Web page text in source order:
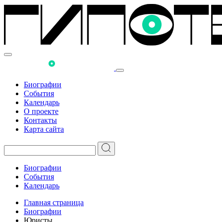
Биографии
События
Календарь
О проекте
Контакты
Карта сайта
Биографии
События
Календарь
Главная страница
Биографии
Юристы